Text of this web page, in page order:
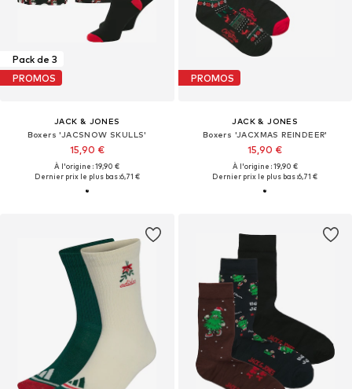
Pack de 3
PROMOS
JACK & JONES
Boxers 'JACSNOW SKULLS'
15,90 €
À l'origine : 19,90 €
Dernier prix le plus bas :6,71 €
PROMOS
JACK & JONES
Boxers 'JACXMAS REINDEER'
15,90 €
À l'origine : 19,90 €
Dernier prix le plus bas :6,71 €